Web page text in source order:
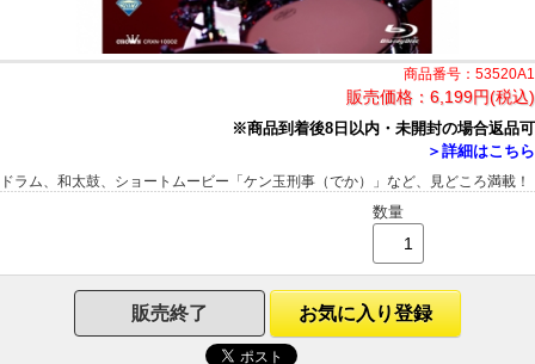
商品番号：53520A1
販売価格： 6,199円(税込)
※商品到着後8日以内・未開封の場合返品可
＞詳細はこちら
ドラム、和太鼓、ショートムービー「ケン玉刑事（でか）」など、見どころ満載！
数量
販売終了 お気に入り登録